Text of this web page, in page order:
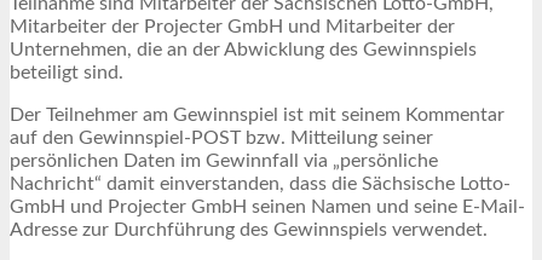
Mitarbeiter der Projecter GmbH und Mitarbeiter der
Unternehmen, die an der Abwicklung des Gewinnspiels
beteiligt sind.
Der Teilnehmer am Gewinnspiel ist mit seinem Kommentar
auf den Gewinnspiel-POST bzw. Mitteilung seiner
persönlichen Daten im Gewinnfall via „persönliche
Nachricht“ damit einverstanden, dass die Sächsische Lotto-
GmbH und Projecter GmbH seinen Namen und seine E-Mail-
Adresse zur Durchführung des Gewinnspiels verwendet.